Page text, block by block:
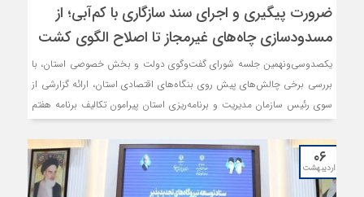
ضرورت پیگیری و اجرای سند سازگاری با کم‌آبی؛ از
مسدودسازی چاه‌های غیرمجاز تا اصلاح الگوی کشت
یکصدوسی‌ونهمین جلسه شورای گفت‌وگوی دولت و بخش خصوصی استان، با
بررسی برخی چالش‌‌های پیش روی بنگاه‌های اقتصادی استان، ارائه گزارشی از
سوی رئیس سازمان مدیریت و برنامه‌ریزی استان پیرامون تکالیف برنامه هفتم
توسعه و آمایش سرزمین و گزارشی از آخرین وضعیت اجرای مصوبات گذشته
شورا از جمله اجرای سند سازگاری با کم آبی در استان، برگزار شد. در این
نشست، مسئولان بر ضرورت اجرای طرح‌های پایدار مدیریت منابع آبی، تغییر
الگوی کشت و حرکت به سمت استفاده بهینه از منابع موجود تاکید کردند و
۰۶
اردیبهشت